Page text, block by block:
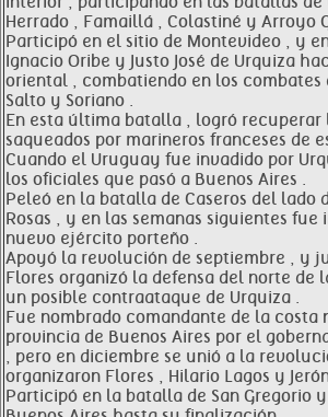
Herrado , Famaillá , Colastiné y Arroyo
Participó en el sitio de Montevideo , y
Ignacio Oribe y Justo José de Urquiza
oriental , combatiendo en los combates
Salto y Soriano .
En esta última batalla , logró recuperar
saqueados por marineros franceses de
Cuando el Uruguay fue invadido por
los oficiales que pasó a Buenos Aires .
Peleó en la batalla de Caseros del lado
Rosas , y en las semanas siguientes fue
nuevo ejército porteño .
Apoyó la revolución de septiembre , y
Flores organizó la defensa del norte de
un posible contraataque de Urquiza .
Fue nombrado comandante de la costa
provincia de Buenos Aires por el
, pero en diciembre se unió a la
organizaron Flores , Hilario Lagos y
Participó en la batalla de San Gregorio